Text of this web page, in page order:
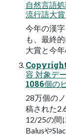
自然言語
流行語大賞
今年の漢
も、最終
大賞と今
容 対象デ
1086個の
28万個の
稿された
12/25の間
Balusや